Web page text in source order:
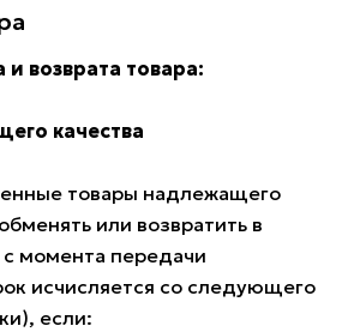
возврата товара:
качества
товары надлежащего
или возвратить в
момента передачи
исчисляется со следующего
если: